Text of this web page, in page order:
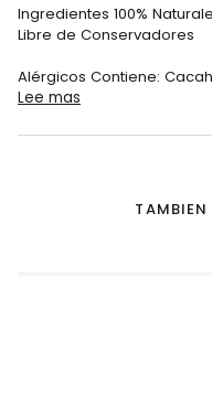
Ingredientes 100%
Libre de Conservadores
Alérgicos Contiene:
Lee mas
TAMBIEN